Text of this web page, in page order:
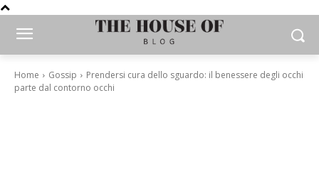
Home Gossip
Prendersi cura dello sguardo: il benessere degli occhi
parte dal contorno occhi